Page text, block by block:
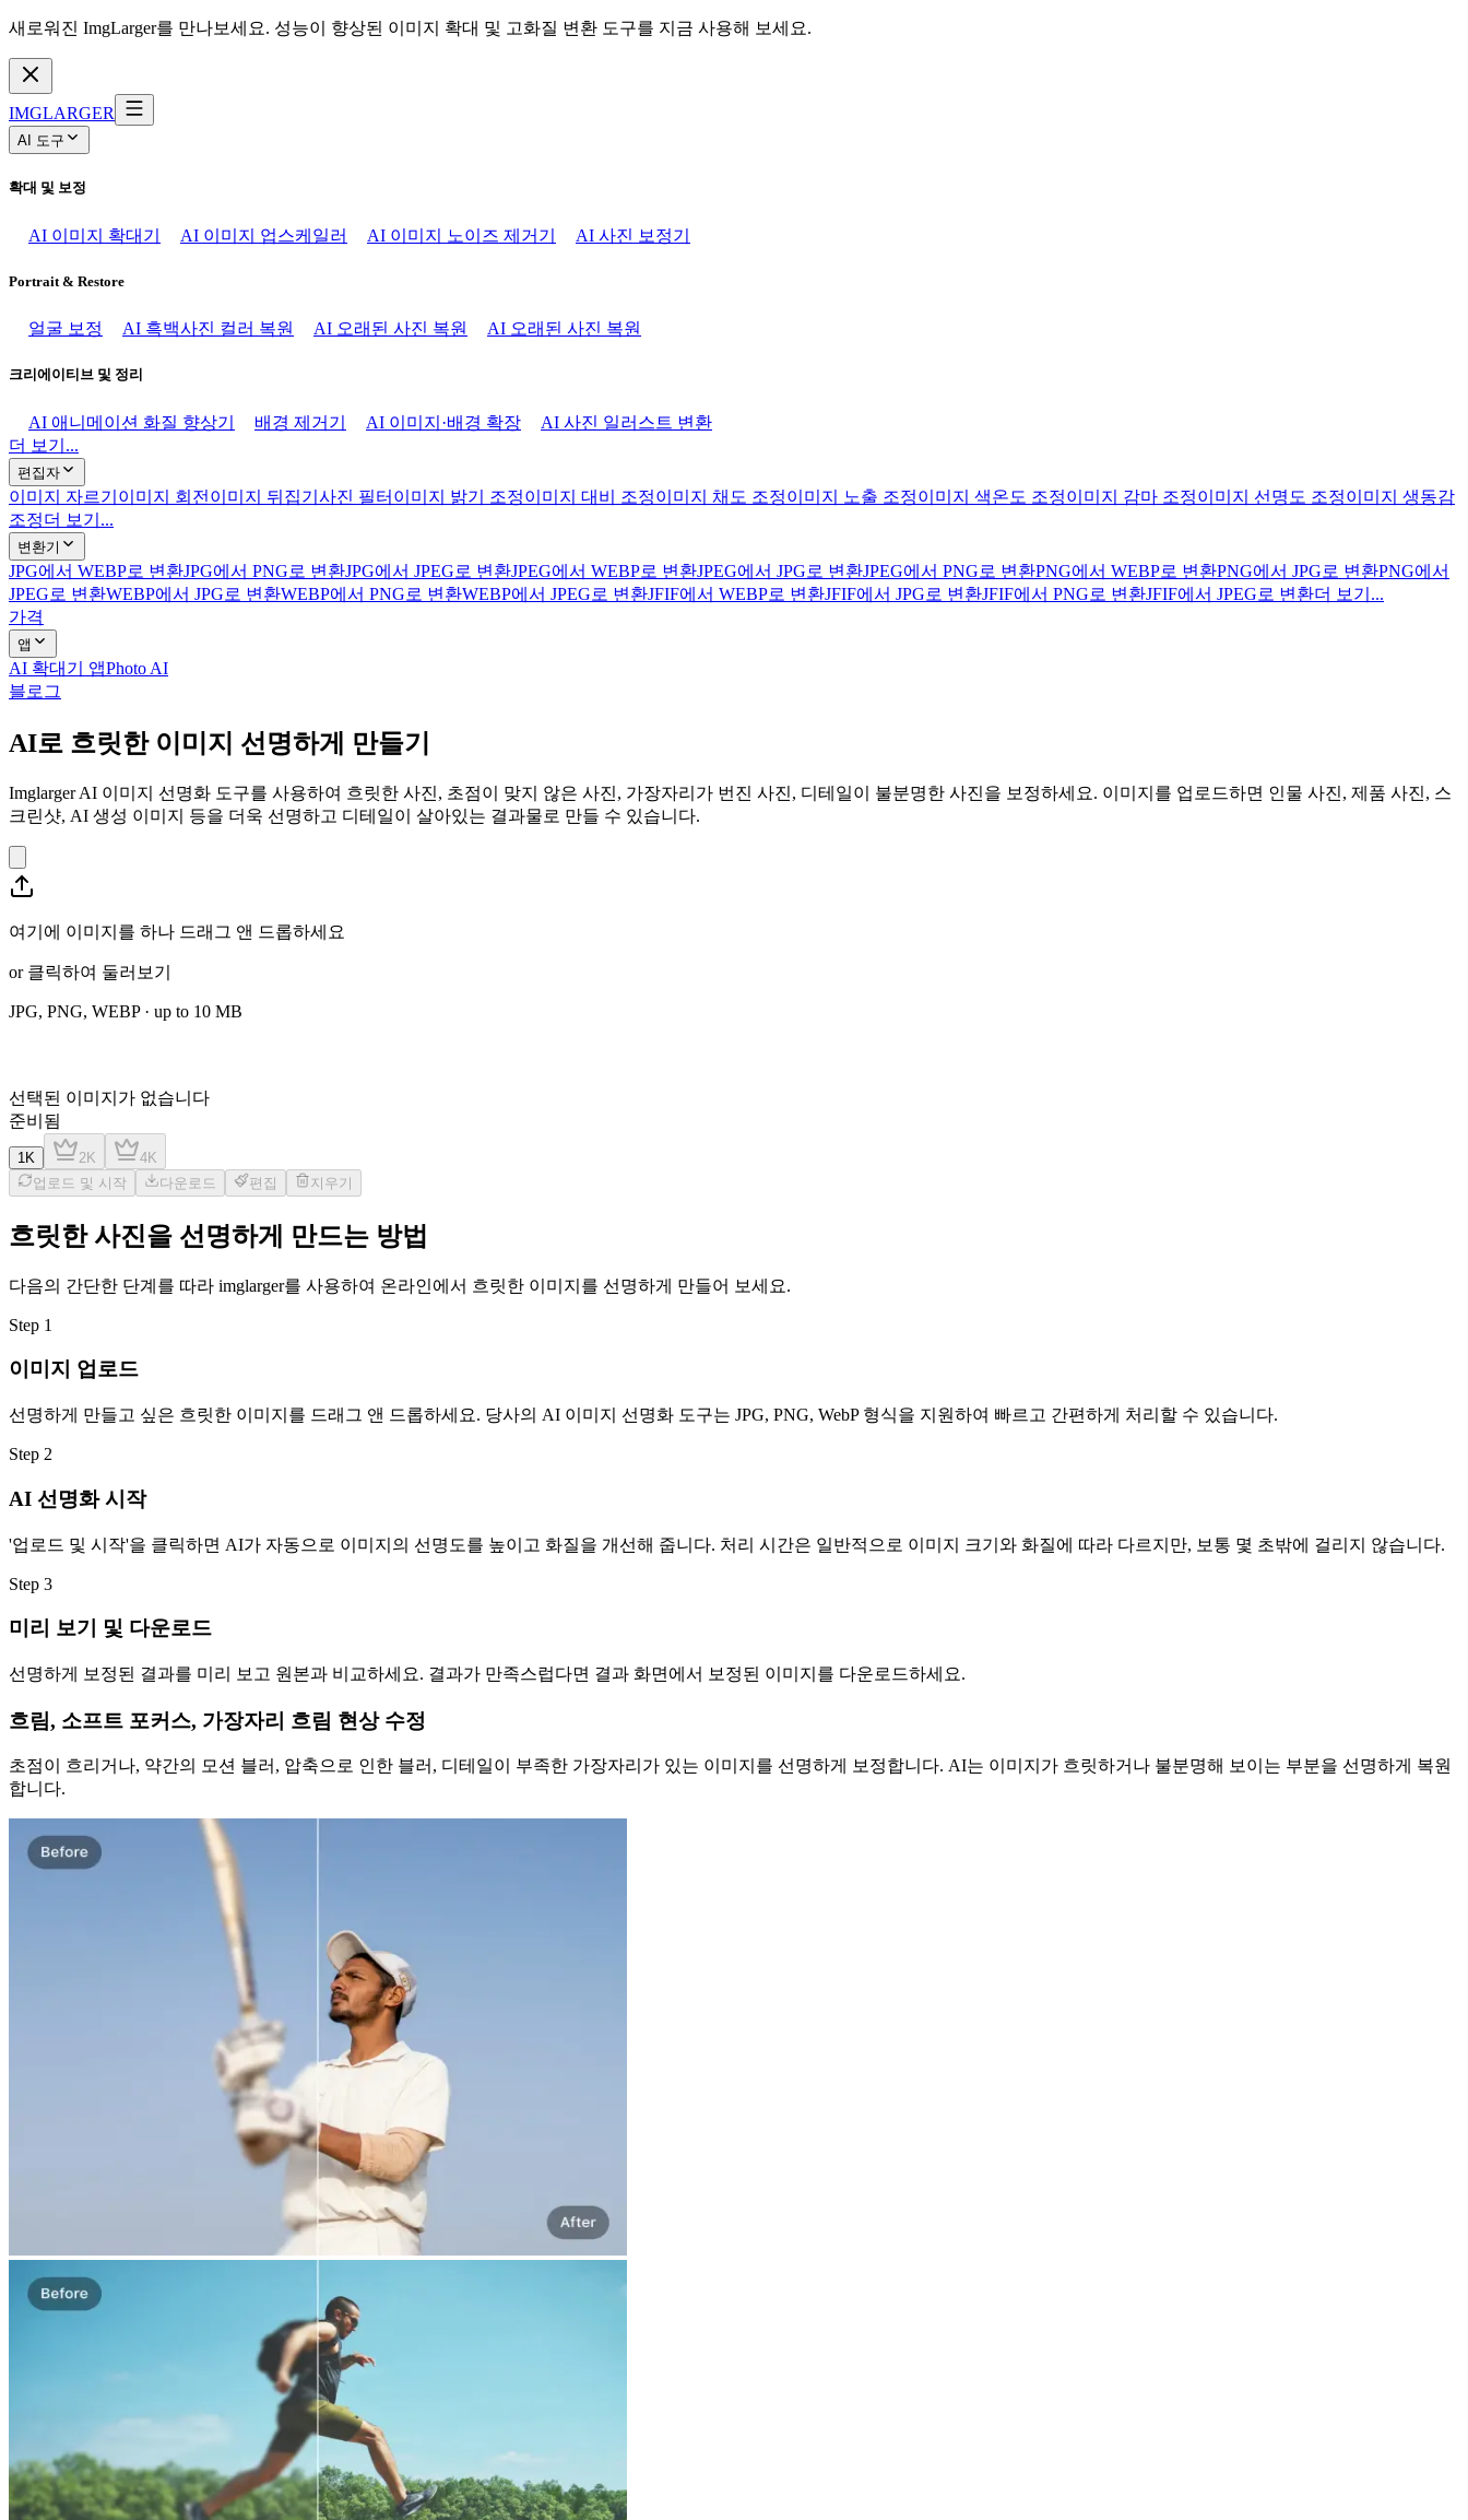
새로워진 ImgLarger를 만나보세요. 성능이 향상된 이미지 확대 및 고화질 변환 도구를 지금 사용해 보세요.
IMGLARGER
AI 도구
확대 및 보정
AI 이미지 확대기 AI 이미지 업스케일러 AI 이미지 노이즈 제거기 AI 사진 보정기
Portrait & Restore
얼굴 보정 AI 흑백사진 컬러 복원 AI 오래된 사진 복원 AI 오래된 사진 복원
크리에이티브 및 정리
AI 애니메이션 화질 향상기 배경 제거기 AI 이미지·배경 확장
AI 사진 일러스트 변환
더 보기...
편집자
이미지 자르기 이미지 회전 이미지 뒤집기 사진 필터 이미지 밝기 조정이미지 대비 조정이미지 채도 조정이미지 노출 조정이미지 색온도 조정이미지 감마 조정이미지 선명도 조정이미지 생동감
조정더 보기...
변환기
JPG에서 WEBP로 변환JPG에서 PNG로 변환JPG에서 JPEG로 변환JPEG에서 WEBP로 변환JPEG에서 JPG로 변환JPEG에서 PNG로 변환PNG에서 WEBP로 변환PNG에서 JPG로 변환PNG에서
JPEG로 변환WEBP에서 JPG로 변환WEBP에서 PNG로 변환WEBP에서 JPEG로 변환JFIF에서 WEBP로 변환JFIF에서 JPG로 변환JFIF에서 PNG로 변환JFIF에서 JPEG로 변환더 보기...
가격
앱
AI 확대기 앱Photo AI
블로그
AI로 흐릿한 이미지 선명하게 만들기
Imglarger AI 이미지 선명화 도구를 사용하여 흐릿한 사진, 초점이 맞지 않은 사진, 가장자리가 번진 사진, 디테일이 불분명한 사진을 보정하세요. 이미지를 업로드하면 인물 사진, 제품 사진, 스
크린샷, AI 생성 이미지 등을 더욱 선명하고 디테일이 살아있는 결과물로 만들 수 있습니다.
여기에 이미지를 하나 드래그 앤 드롭하세요
or 클릭하여 둘러보기
JPG, PNG, WEBP· up to 10 MB
선택된 이미지가 없습니다
준비됨
1K 2K
4K
업로드 및 시작
다운로드 편집 지우기
흐릿한 사진을 선명하게 만드는 방법
다음의 간단한 단계를 따라 imglarger를 사용하여 온라인에서 흐릿한 이미지를 선명하게 만들어 보세요.
Step 1
이미지 업로드
선명하게 만들고 싶은 흐릿한 이미지를 드래그 앤 드롭하세요. 당사의 AI 이미지 선명화 도구는 JPG, PNG, WebP 형식을 지원하여 빠르고 간편하게 처리할 수 있습니다.
Step 2
AI 선명화 시작
'업로드 및 시작'을 클릭하면 AI가 자동으로 이미지의 선명도를 높이고 화질을 개선해 줍니다. 처리 시간은 일반적으로 이미지 크기와 화질에 따라 다르지만, 보통 몇 초밖에 걸리지 않습니다.
Step 3
미리 보기 및 다운로드
선명하게 보정된 결과를 미리 보고 원본과 비교하세요. 결과가 만족스럽다면 결과 화면에서 보정된 이미지를 다운로드하세요.
흐림, 소프트 포커스, 가장자리 흐림 현상 수정
초점이 흐리거나, 약간의 모션 블러, 압축으로 인한 블러, 디테일이 부족한 가장자리가 있는 이미지를 선명하게 보정합니다. AI는 이미지가 흐릿하거나 불분명해 보이는 부분을 선명하게 복원
합니다.